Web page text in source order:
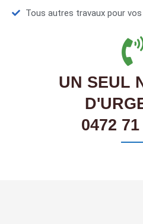
Tous autres travaux pour
UN SEUL
0472